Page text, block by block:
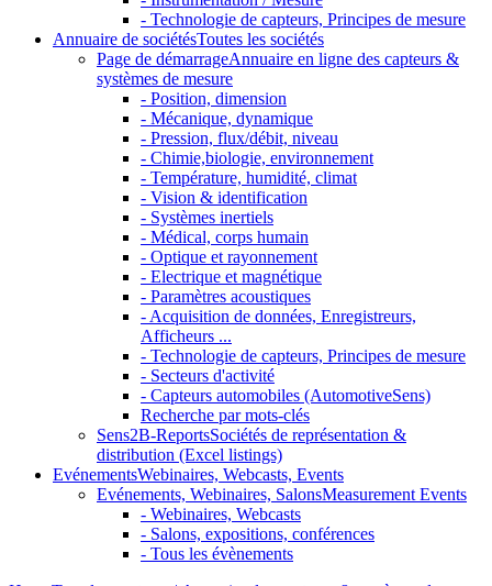
- Technologie de capteurs, Principes de mesure
Annuaire de sociétésToutes les sociétés
Page de démarrageAnnuaire en ligne des capteurs &
systèmes de mesure
- Position, dimension
- Mécanique, dynamique
- Pression, flux/débit, niveau
- Chimie,biologie, environnement
- Température, humidité, climat
- Vision & identification
- Systèmes inertiels
- Médical, corps humain
- Optique et rayonnement
- Electrique et magnétique
- Paramètres acoustiques
- Acquisition de données, Enregistreurs,
Afficheurs ...
- Technologie de capteurs, Principes de mesure
- Secteurs d'activité
- Capteurs automobiles (AutomotiveSens)
Recherche par mots-clés
Sens2B-ReportsSociétés de représentation &
distribution (Excel listings)
EvénementsWebinaires, Webcasts, Events
Evénements, Webinaires, SalonsMeasurement Events
- Webinaires, Webcasts
- Salons, expositions, conférences
- Tous les évènements